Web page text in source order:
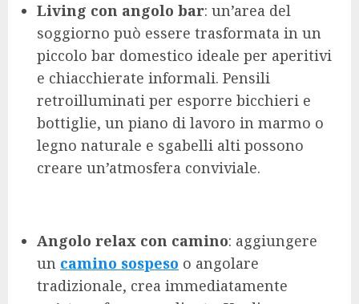
Living con angolo bar: un’area del
soggiorno può essere trasformata in un
piccolo bar domestico ideale per aperitivi
e chiacchierate informali. Pensili
retroilluminati per esporre bicchieri e
bottiglie, un piano di lavoro in marmo o
legno naturale e sgabelli alti possono
creare un’atmosfera conviviale.
Angolo relax con camino: aggiungere
un camino sospeso o angolare
tradizionale, crea immediatamente